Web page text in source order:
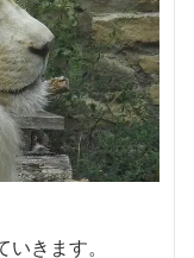
きます。